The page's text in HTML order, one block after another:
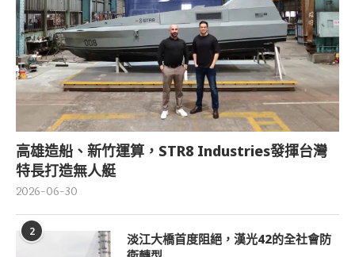
高雄造船、新竹運算，STR8 Industries發揮台灣
特長打造無人艇
2026-06-30
2
淡江大橋首度阻絕，漢光42的全社會防